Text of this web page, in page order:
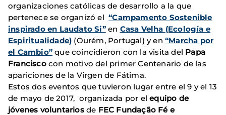
organizaciones católicas de desarrollo a la que
pertenece se organizó el“Campamento Sostenible
inspirado en Laudato Si”en Casa Velha (Ecología e
Espiritualidade) (Ourém, Portugal) y en“Marcha por
el Cambio” que coincidieron con la visita del Papa
Franciscocon motivo del primer Centenario de las
apariciones de la Virgen de Fátima.
Estos dos eventos que tuvieron lugar entre el 9 y el 13
de mayo de 2017, organizada por elequipo de
jóvenes voluntariosde FEC Fundação Fé e